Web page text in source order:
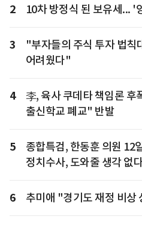
2 10차 방정식 된 보유세... '
3
"부자들의 주식 투자 법칙
어려웠다"
4
李, 육사 쿠데타 책임론
출신학교 폐교" 반발
5
종합특검, 한동훈 의원
정치수사, 도와줄 생각 없
6 추미애 "경기도 재정 비상